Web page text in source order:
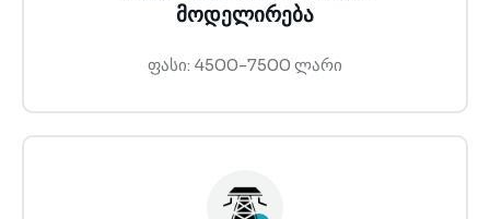
მოდელირება
ფასი: 4500-7500 ლარი